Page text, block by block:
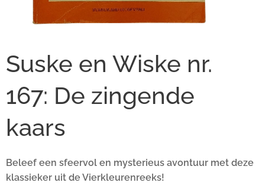
Suske en Wiske nr.
167: De zingende
kaars
Beleef een sfeervol en mysterieus avontuur met deze
klassieker uit de Vierkleurenreeks!